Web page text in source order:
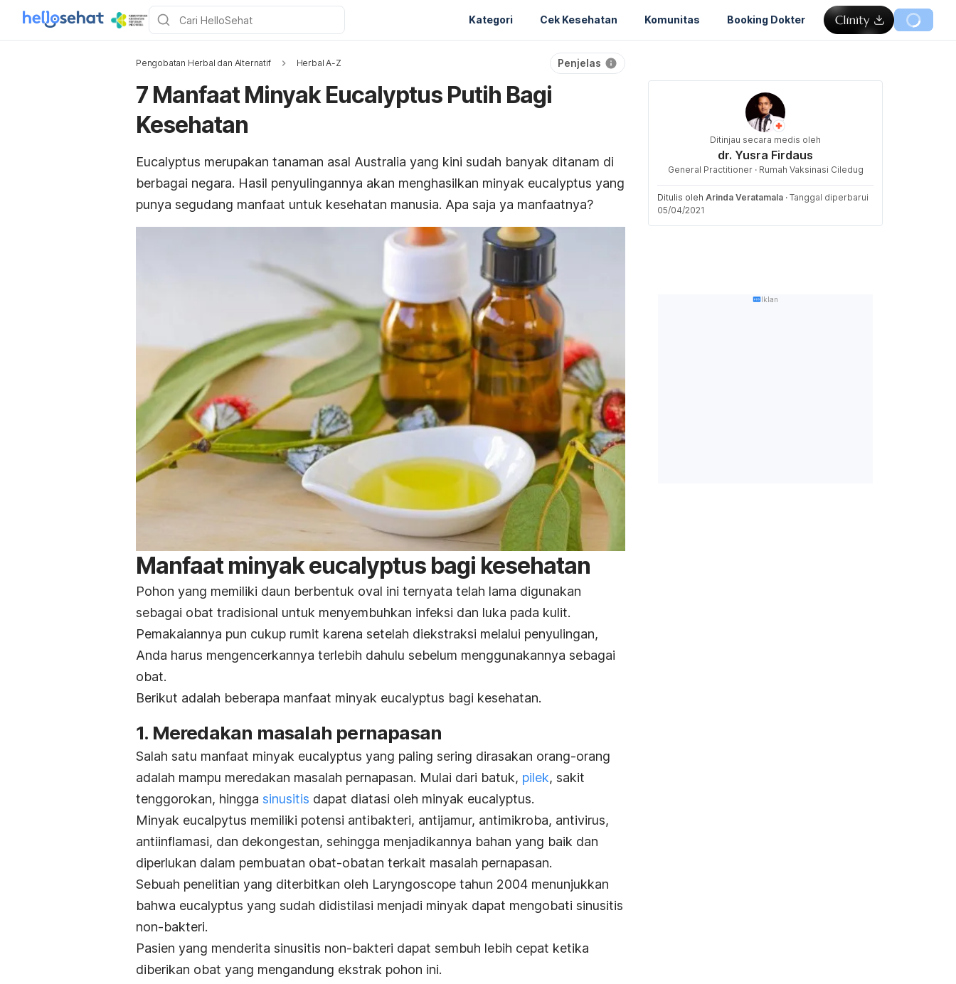
Kategori Cek Kesehatan Komunitas Booking Dokter
Pengobatan Herbal dan Alternatif Herbal A-Z Penjelas
7 Manfaat Minyak Eucalyptus Putih Bagi
Kesehatan
Eucalyptus merupakan tanaman asal Australia yang kini sudah banyak ditanam di
berbagai negara. Hasil penyulingannya akan menghasilkan minyak eucalyptus yang
punya segudang manfaat untuk kesehatan manusia. Apa saja ya manfaatnya?
Manfaat minyak eucalyptus bagi kesehatan
Pohon yang memiliki daun berbentuk oval ini ternyata telah lama digunakan
sebagai obat tradisional untuk menyembuhkan infeksi dan luka pada kulit.
Pemakaiannya pun cukup rumit karena setelah diekstraksi melalui penyulingan,
Anda harus mengencerkannya terlebih dahulu sebelum menggunakannya sebagai
obat.
Berikut adalah beberapa manfaat minyak eucalyptus bagi kesehatan.
1. Meredakan masalah pernapasan
Salah satu manfaat minyak eucalyptus yang paling sering dirasakan orang-orang
adalah mampu meredakan masalah pernapasan. Mulai dari batuk, pilek, sakit
tenggorokan, hingga sinusitis dapat diatasi oleh minyak eucalyptus.
Minyak eucalpytus memiliki potensi antibakteri, antijamur, antimikroba, antivirus,
antiinflamasi, dan dekongestan, sehingga menjadikannya bahan yang baik dan
diperlukan dalam pembuatan obat-obatan terkait masalah pernapasan.
Sebuah penelitian yang diterbitkan oleh Laryngoscope tahun 2004 menunjukkan
bahwa eucalyptus yang sudah didistilasi menjadi minyak dapat mengobati sinusitis
non-bakteri.
Pasien yang menderita sinusitis non-bakteri dapat sembuh lebih cepat ketika
diberikan obat yang mengandung ekstrak pohon ini.
Ditinjau secara medis oleh
dr. Yusra Firdaus
General Practitioner · Rumah Vaksinasi Ciledug
Ditulis oleh Arinda Veratamala · Tanggal diperbarui
05/04/2021
Iklan